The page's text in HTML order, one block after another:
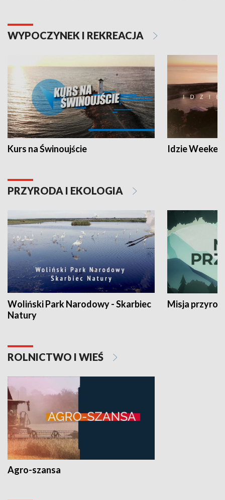
WYPOCZYNEK I REKREACJA
Kurs na Świnoujście Idzie
PRZYRODA I EKOLOGIA
Woliński Park Narodowy - Skarbiec
Natury
Misja
ROLNICTWO I WIEŚ
Agro-szansa